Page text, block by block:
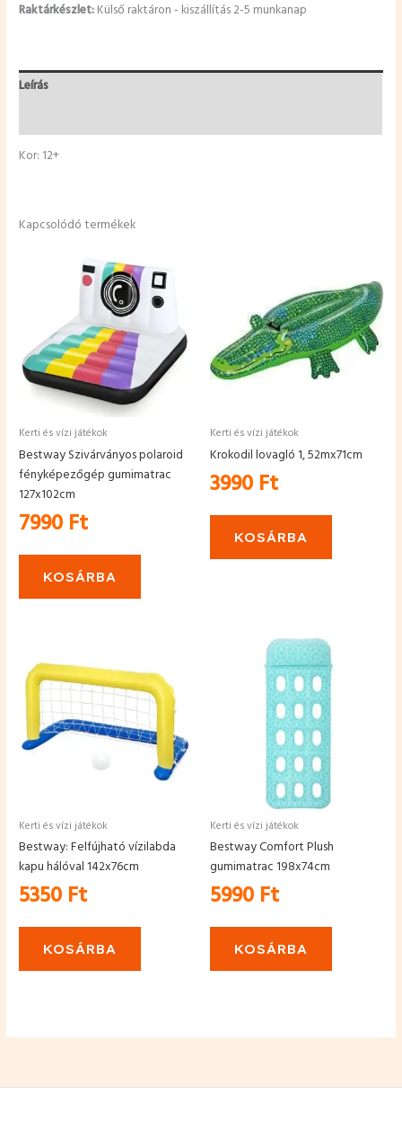
Raktárkészlet:Külső raktáron - kiszállítás 2-5 munkanap
Leírás
Kor: 12+
Kapcsolódó termékek
Kerti és vízi játékok
Bestway Szivárványos polaroid
fényképezőgép gumimatrac
127x102cm
7990 Ft
KOSÁRBA
Kerti és vízi játékok
Krokodil lovagló 1, 52mx71cm
3990 Ft
KOSÁRBA
Kerti és vízi játékok
Bestway: Felfújható vízilabda
kapu hálóval 142x76cm
5350 Ft
KOSÁRBA
Kerti és vízi játékok
Bestway Comfort Plush
gumimatrac 198x74cm
5990 Ft
KOSÁRBA